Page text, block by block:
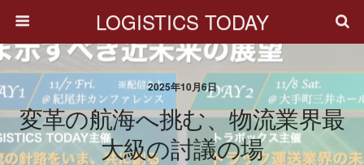
LOGISTICS TODAY
2025年10月6日
変革の航海へ挑む、物流業界最
大級の討議の場